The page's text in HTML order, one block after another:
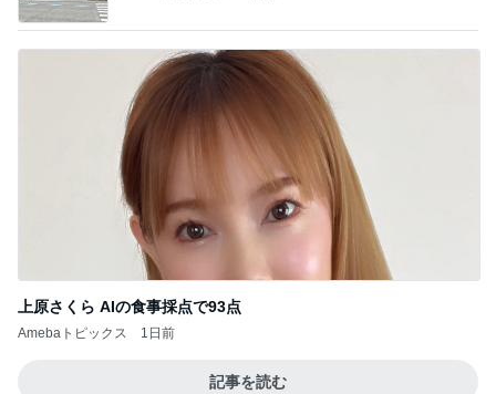
上原さくら AIの食事採点で93点
Amebaトピックス 1日前
記事を読む